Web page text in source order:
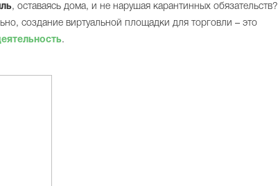
, оставаясь дома, и не нарушая карантинных обязательств?
создание виртуальной площадки для торговли – это
.